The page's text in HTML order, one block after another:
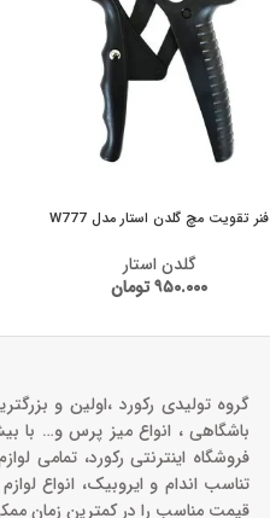
فنر تقویت مچ گلدن استار مدل W777
گلدن استار
۹۵۰.۰۰۰تومان
گروه تولیدی رکورد ،اولین و
باشگاهی ، انواع میز پرس و‌… با
فروشگاه اینترنتی رکورد، تمامی
تناسب اندام و ایروبیک، انواع
قیمت مناسب را در کمترین زمان